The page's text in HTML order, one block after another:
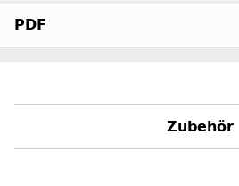
PDF
Zubehör